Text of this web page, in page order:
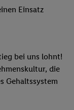
Einsatz
bei uns lohnt!
die
Gehaltssystem